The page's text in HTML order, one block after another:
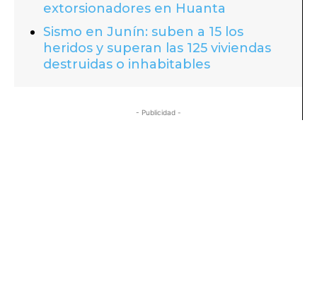
extorsionadores en Huanta
Sismo en Junín: suben a 15 los
heridos y superan las 125 viviendas
destruidas o inhabitables
- Publicidad -